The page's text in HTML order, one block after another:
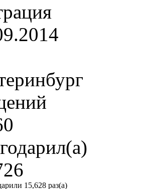
15,628 раз(а)